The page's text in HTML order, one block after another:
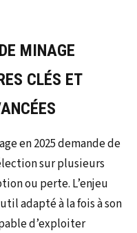
MINAGE
CLÉS ET
en 2025 demande de
sur plusieurs
ou perte. L’enjeu
adapté à la fois à son
d’exploiter